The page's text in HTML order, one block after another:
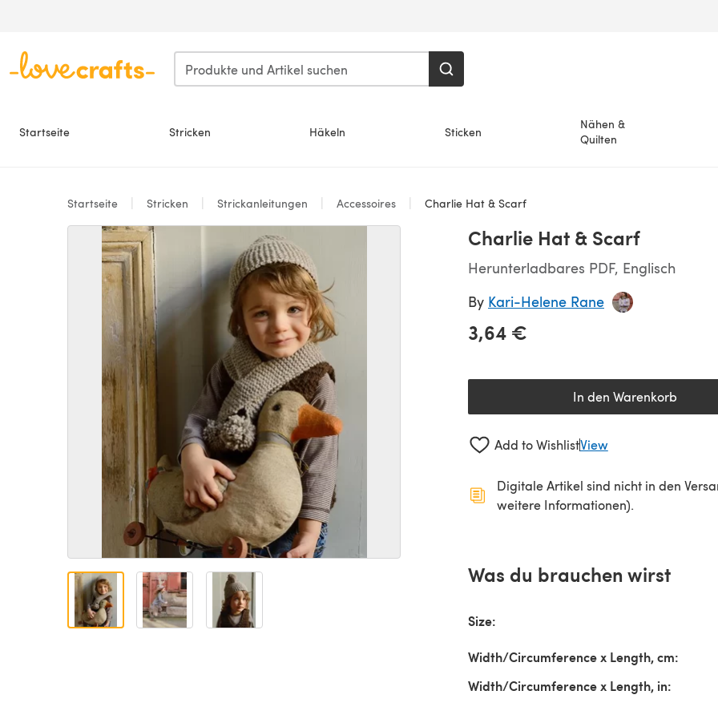
Startseite Stricken Häkeln Sticken
Nähen &
Quilten
Startseite Stricken Strickanleitungen Accessoires Charlie Hat & Scarf
Charlie Hat & Scarf
Herunterladbares PDF, Englisch
By Kari-Helene Rane
3,64 €
In den Warenkorb
Add to WishlistView
Digitale Artikel sind nicht in den
weitere Informationen).
Was du brauchen wirst
Size:
Width/Circumference x Length, cm:
Width/Circumference x Length, in: